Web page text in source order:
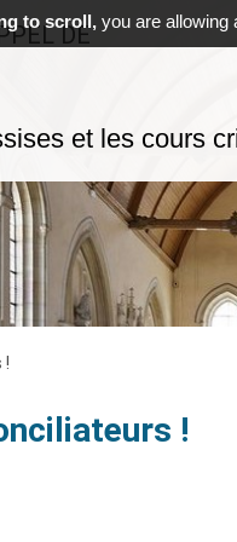
DE
et les cours
!
!
to scroll, you are allowing